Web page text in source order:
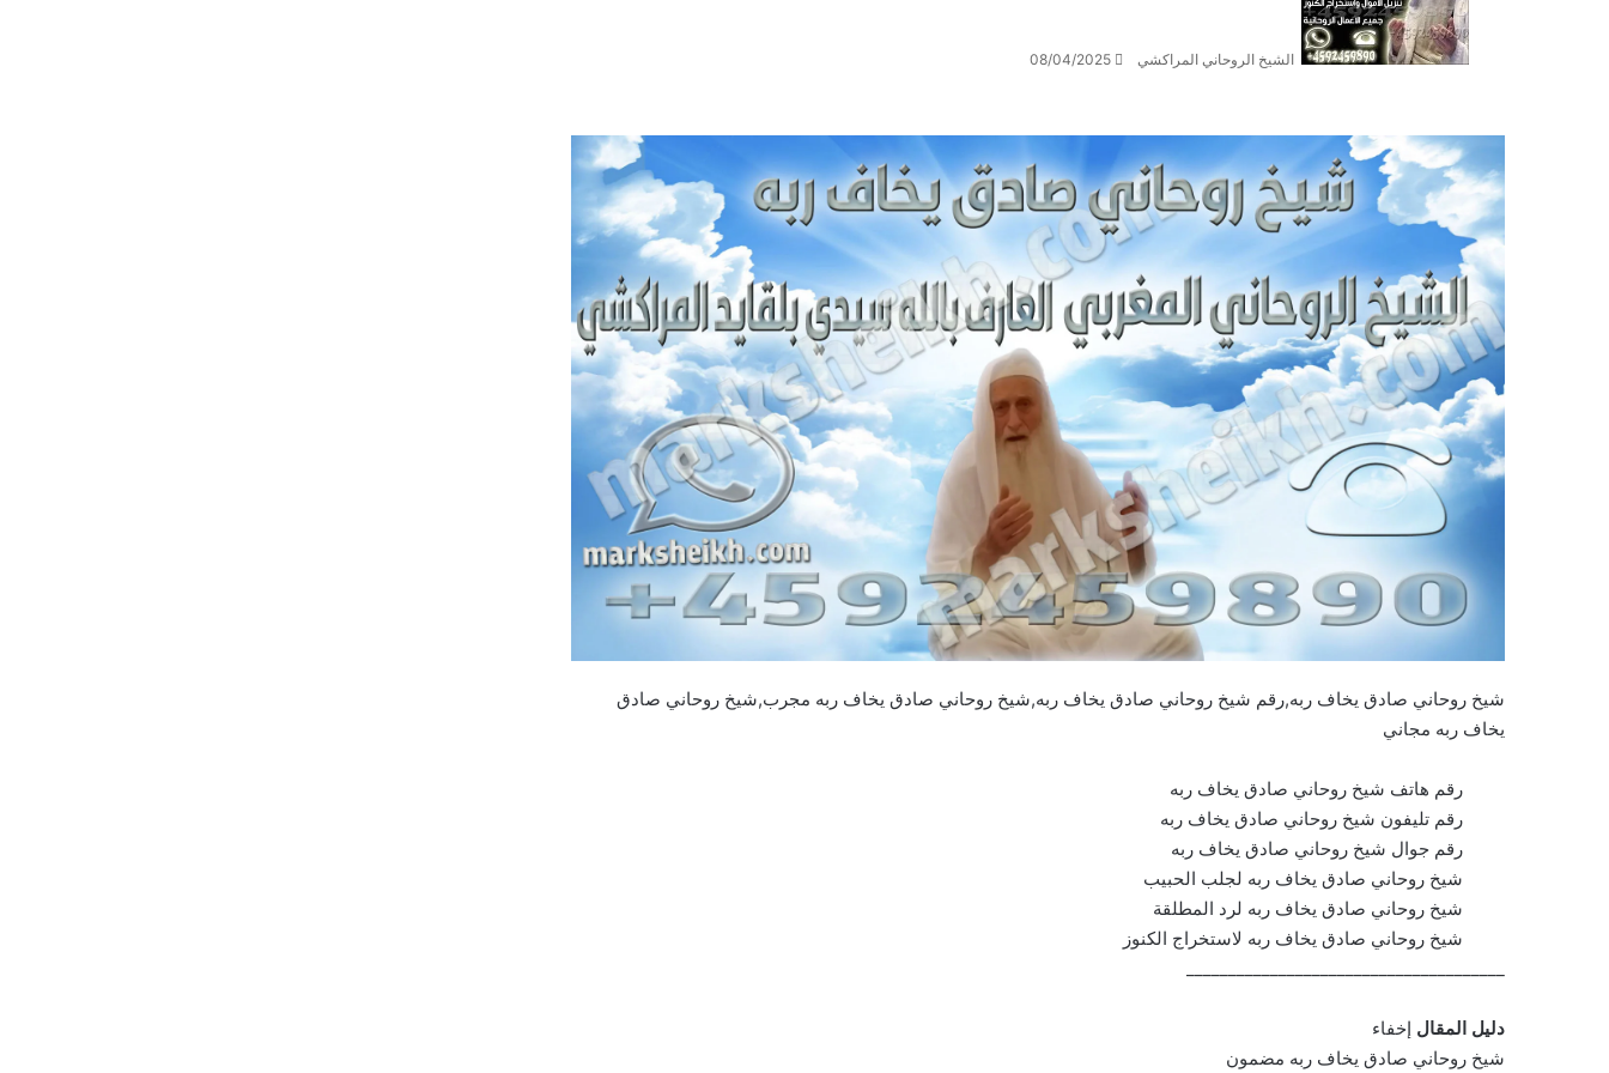
الشيخ الروحاني المراكشي 08/04/2025
شيخ روحاني صادق يخاف ربه,رقم شيخ روحاني صادق يخاف ربه,شيخ روحاني صادق يخاف ربه مجرب,شيخ روحاني صادق
يخاف ربه مجاني
رقم هاتف شيخ روحاني صادق يخاف ربه
رقم تليفون شيخ روحاني صادق يخاف ربه
رقم جوال شيخ روحاني صادق يخاف ربه
شيخ روحاني صادق يخاف ربه لجلب الحبيب
شيخ روحاني صادق يخاف ربه لرد المطلقة
شيخ روحاني صادق يخاف ربه لاستخراج الكنوز
دليل المقال إخفاء
شيخ روحاني صادق يخاف ربه مضمون